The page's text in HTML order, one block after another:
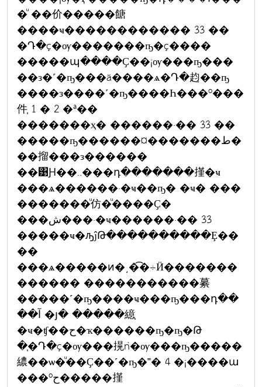
�ͧ ��价�����餹
����ҹ������������ 33 ��
�Դ�ç�ѹ�������ҧ�ç����
�����պ����Ҫ��¡ѹ���ҧ���
��з�˹�ҧ���ä����ѧ�Դ�赹��ҧ
����з����˹�ҧ����Һ���º���
件֧ 1 � 2 �ª��
�������ҳ� ������·�� 33 ��
�����ҧ������¤�������ط�
��㨨���з������
��͹Ԩ��..���դ�������㨷�ҹ
���ѧ������·�ҹ��ҧ� �ҹ� ���
�������ͧ仿�ͧ����Ҫ�
���ش���·�ҹ������·�� 33
�����ҹ�ԡĵԹ����������Ȩ��
��
���ѧ�����ͷ�͵�͡�÷Ӥ�������
������ �����������繤
�����˹�ҧ����ҹ���ҧ���դ��
��آ �յ� �����繶֧
�ҹ�ʧ��ح�ҡ������ҧ�ҧ�Թ
�֧�Դ�ç�ѹ���㨪ǹ�ѹ���ҧ�����
繷��ѡ�ͧ��Ҫ��˹�ҧ�˭� 4 �¡����ա
���ºح�����㨷